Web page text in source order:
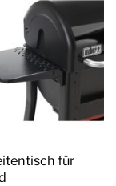
für